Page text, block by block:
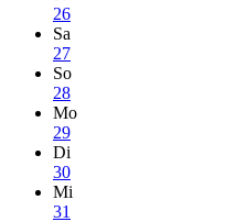
26
Sa
27
So
28
Mo
29
Di
30
Mi
31